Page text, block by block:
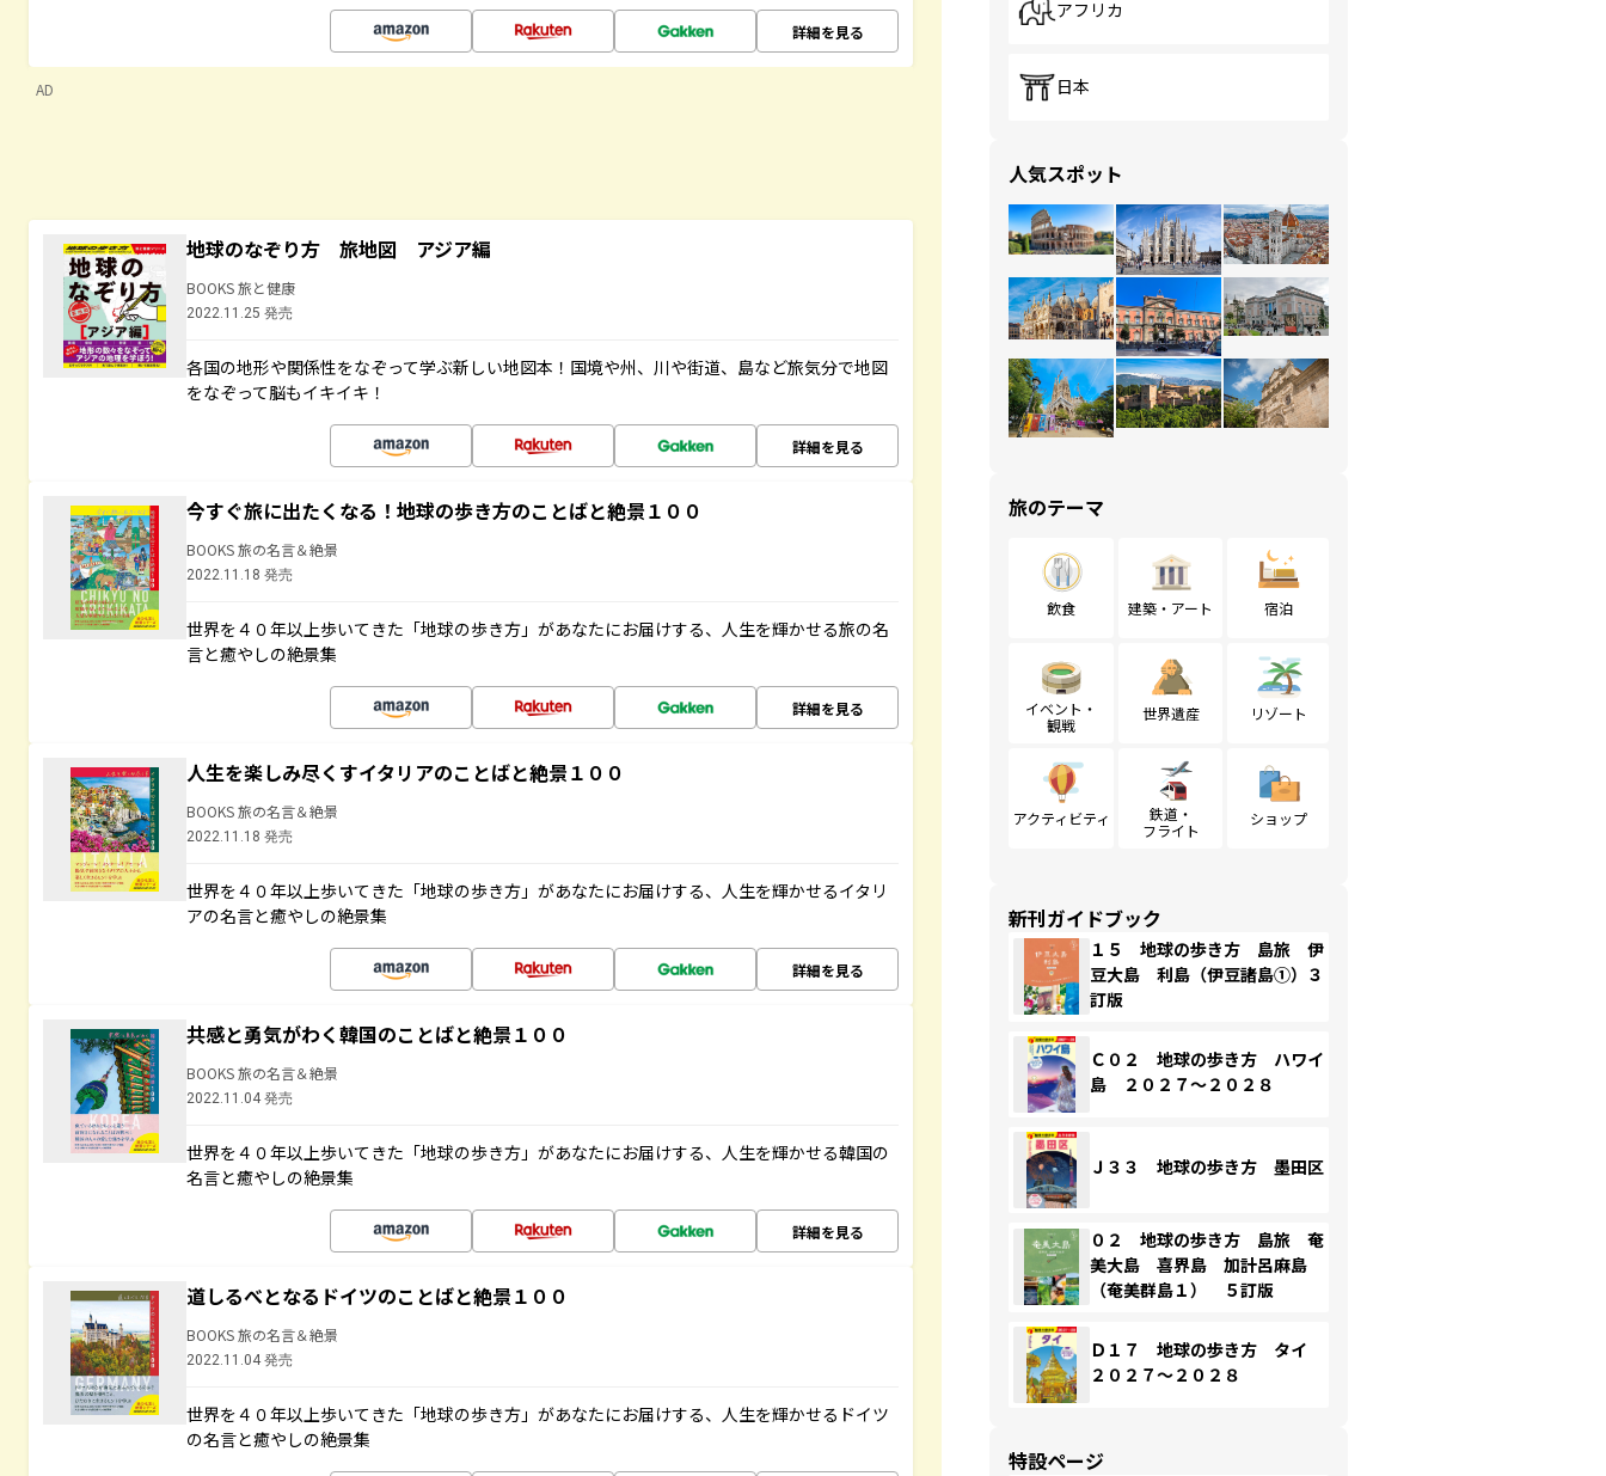
詳細を見る
AD
地球のなぞり方 旅地図 アジア編
BOOKS 旅と健康
2022.11.25 発売
各国の地形や関係性をなぞって学ぶ新しい地図本！国境や州、川や街道、島など旅気分で地図
をなぞって脳もイキイキ！
詳細を見る
今すぐ旅に出たくなる！地球の歩き方のことばと絶景１００
BOOKS 旅の名言＆絶景
2022.11.18 発売
世界を４０年以上歩いてきた「地球の歩き方」があなたにお届けする、人生を輝かせる旅の名
言と癒やしの絶景集
詳細を見る
人生を楽しみ尽くすイタリアのことばと絶景１００
BOOKS 旅の名言＆絶景
2022.11.18 発売
世界を４０年以上歩いてきた「地球の歩き方」があなたにお届けする、人生を輝かせるイタリ
アの名言と癒やしの絶景集
詳細を見る
共感と勇気がわく韓国のことばと絶景１００
BOOKS 旅の名言＆絶景
2022.11.04 発売
世界を４０年以上歩いてきた「地球の歩き方」があなたにお届けする、人生を輝かせる韓国の
名言と癒やしの絶景集
詳細を見る
道しるべとなるドイツのことばと絶景１００
BOOKS 旅の名言＆絶景
2022.11.04 発売
世界を４０年以上歩いてきた「地球の歩き方」があなたにお届けする、人生を輝かせるドイツ
の名言と癒やしの絶景集
アフリカ
日本
人気スポット
旅のテーマ
飲食 建築・アート 宿泊
イベント・
観戦
世界遺産 リゾート
アクティビティ
鉄道・
フライト
ショップ
新刊ガイドブック
１５ 地球の歩き方 島旅 伊
豆大島 利島（伊豆諸島①）３
訂版
Ｃ０２ 地球の歩き方 ハワイ
島 ２０２７～２０２８
Ｊ３３ 地球の歩き方 墨田区
０２ 地球の歩き方 島旅 奄
美大島 喜界島 加計呂麻島
（奄美群島１） ５訂版
Ｄ１７ 地球の歩き方 タイ
２０２７～２０２８
特設ページ